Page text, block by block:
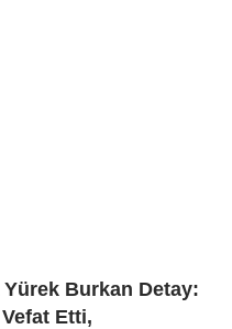
Yürek Burkan Detay:
Etti,